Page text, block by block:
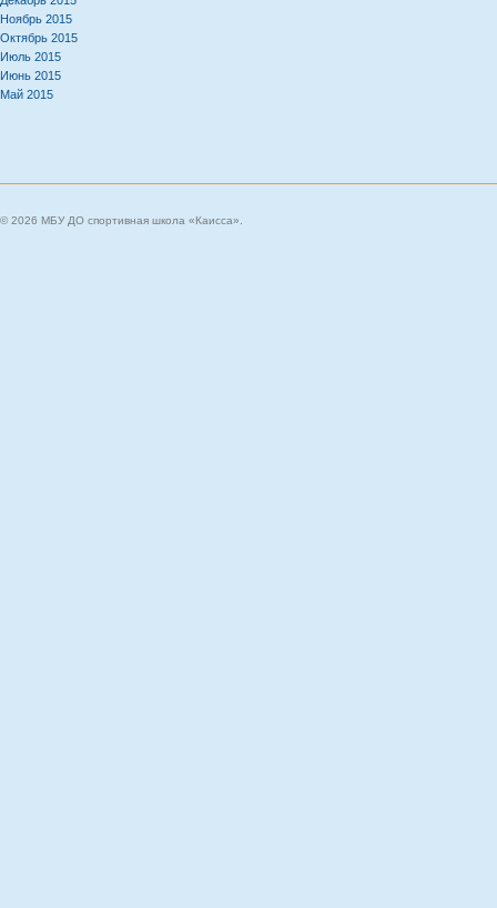
Ноябрь 2015
Октябрь 2015
Июль 2015
Июнь 2015
Май 2015
© 2026 МБУ ДО спортивная школа «Каисса».